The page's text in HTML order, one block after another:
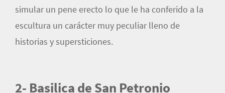
simular un pene erecto lo que le ha conferido a la
escultura un carácter muy peculiar lleno de
historias y supersticiones.
2- Basilica de San Petronio